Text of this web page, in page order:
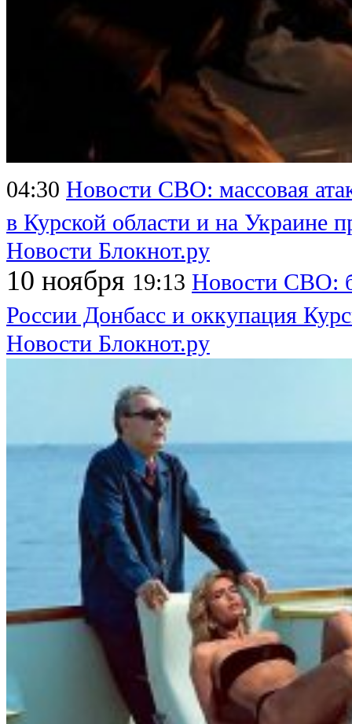
04:30 Новости СВО: массовая
в Курской области и на Украине
Новости Блокнот.ру
10 ноября 19:13 Новости СВО:
России Донбасс и оккупация
Новости Блокнот.ру